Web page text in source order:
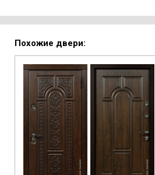
Похожие двери: